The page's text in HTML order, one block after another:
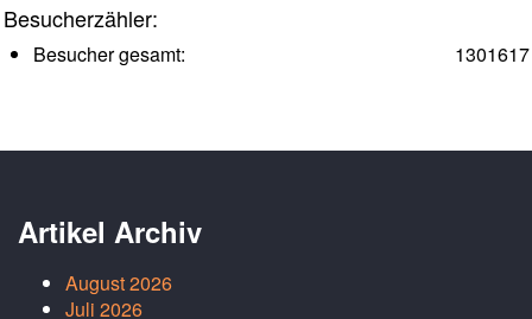
Besucherzähler:
1301617
Besucher gesamt:
Artikel Archiv
August 2026
Juli 2026